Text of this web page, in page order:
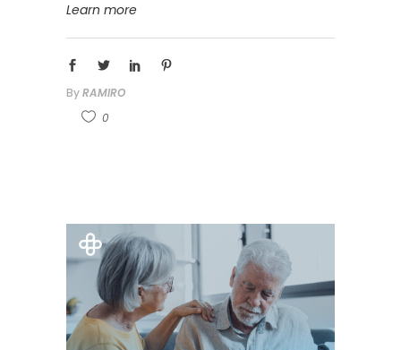
Learn more
ByRAMIRO
0